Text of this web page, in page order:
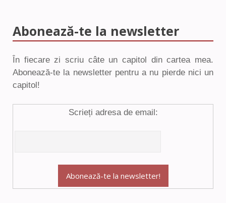
Abonează-te la newsletter
În fiecare zi scriu câte un capitol din cartea mea.
Abonează-te la newsletter pentru a nu pierde nici un
capitol!
Scrieți adresa de email: